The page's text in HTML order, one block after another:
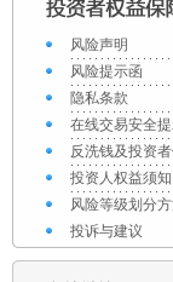
风险声明
风险提示函
隐私条款
在线交易安全
反洗钱及投资
投资人权益须知
风险等级划分
投诉与建议